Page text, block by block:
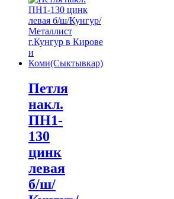
Петля
накл.
ПН1-
130
цинк
левая
б/ш/